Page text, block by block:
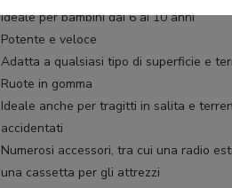
Ideale per bambini dai 6 ai 10 anni
Potente e veloce
Adatta a qualsiasi tipo di superficie e
Ruote in gomma
Ideale anche per tragitti in salita e
accidentati
Numerosi accessori, tra cui una radio
una cassetta per gli attrezzi